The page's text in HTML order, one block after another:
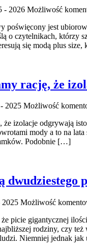
- 2026 Możliwość
poświęcony jest
o czytelnikach, którzy
się modą plus
rację, że
2025 Możliwość
że izolacje odgrywają
mody a to na
Podobnie […]
dwudziestego
Możliwość
picie gigantycznej
rodziny, czy
Niemniej jednak